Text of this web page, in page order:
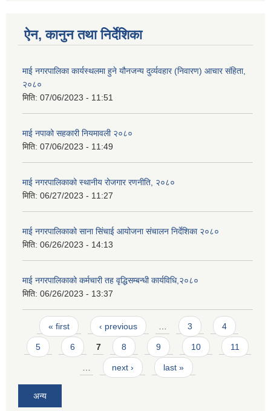
ऐन, कानुन तथा निर्देशिका
माई नगरपालिका कार्यस्थलमा हुने यौनजन्य दुर्व्यवहार (निवारण) आचार संहिता,
२०८०
मिति: 07/06/2023 - 11:51
माई नपाको सहकारी नियमावली २०८०
मिति: 07/06/2023 - 11:49
माई नगरपालिकाको स्थानीय रोजगार रणनीति, २०८०
मिति: 06/27/2023 - 11:27
माई नगरपालिकाको साना सिंचाई आयोजना संचालन निर्देशिका २०८०
मिति: 06/26/2023 - 14:13
माई नगरपालिकाको कर्मचारी तह वृद्धिसम्बन्धी कार्यविधि,२०८०
मिति: 06/26/2023 - 13:37
Pages
« first ‹ previous … 3 4
5 6 7 8 9 10 11
… next › last »
अन्य